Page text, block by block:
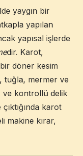
yaygın bir
yapılan
yapısal işlerde
dir. Karot,
döner kesim
tuğla, mermer ve
ve kontrollü delik
karot
makine kırar,